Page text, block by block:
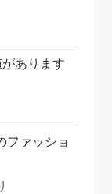
あります
ファッショ